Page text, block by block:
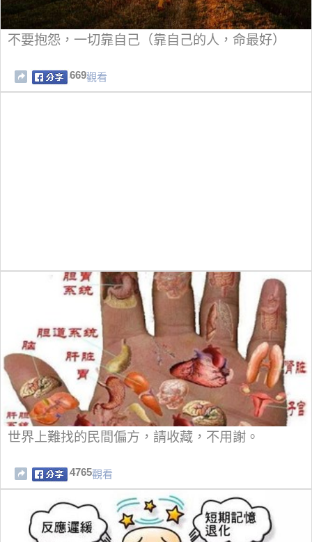
不要抱怨，一切靠自己（靠自己的人，命最好）
669觀看
世界上難找的民間偏方，請收藏，不用謝。
4765觀看